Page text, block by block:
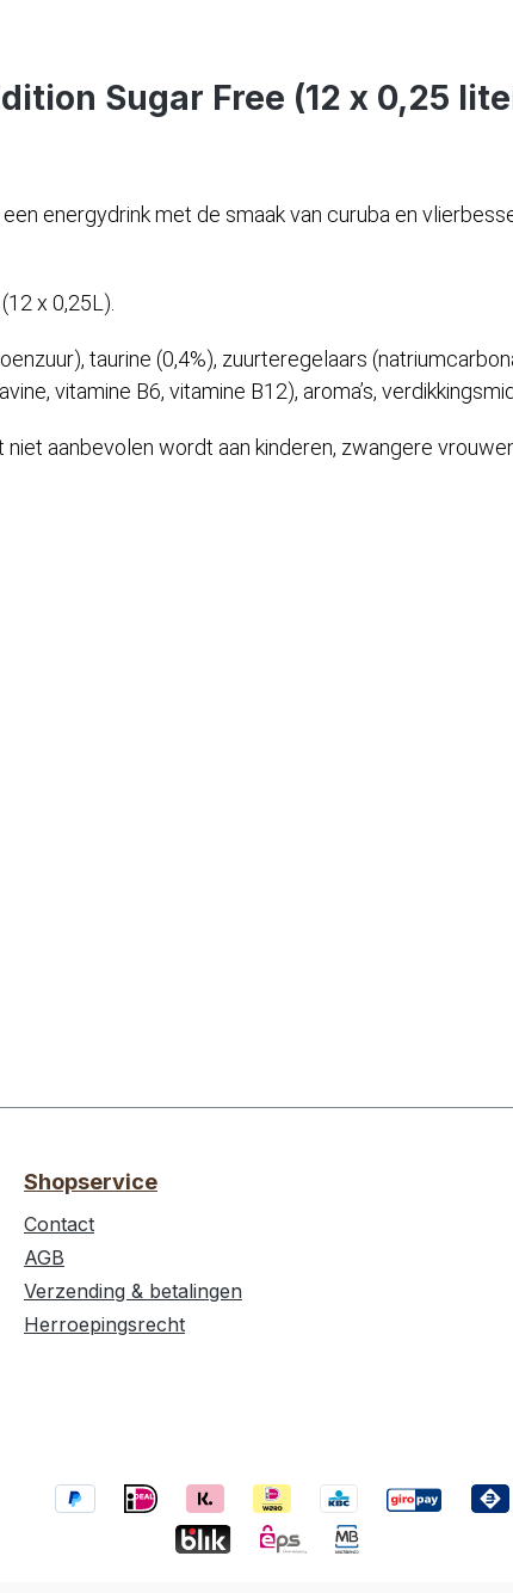
Sugar Free (12 x 0,25
energydrink met de smaak van curuba en
x 0,25L).
taurine (0,4%), zuurteregelaars
vitamine B6, vitamine B12), aroma’s,
aanbevolen wordt aan kinderen, zwangere
Shopservice
Contact
AGB
Verzending & betalingen
Herroepingsrecht